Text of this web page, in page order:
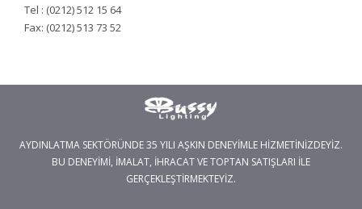
Tel : (0212) 512 15 64
Fax: (0212) 513 73 52
AYDINLATMA SEKTÖRÜNDE 35 YILI AŞKIN DENEYİMLE HİZMETİNİZDEYİZ.
BU DENEYİMİ, İMALAT, İHRACAT VE TOPTAN SATIŞLARI İLE
GERÇEKLEŞTİRMEKTEYİZ.